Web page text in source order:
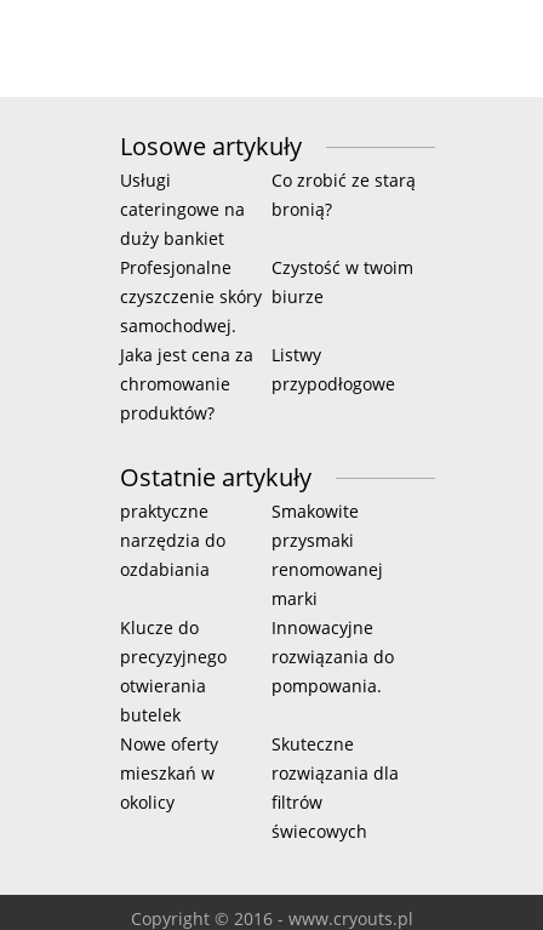
Losowe artykuły
Usługi
cateringowe na
duży bankiet
Co zrobić ze starą
bronią?
Profesjonalne
czyszczenie skóry
samochodwej.
Czystość w twoim
biurze
Jaka jest cena za
chromowanie
produktów?
Listwy
przypodłogowe
Ostatnie artykuły
praktyczne
narzędzia do
ozdabiania
Smakowite
przysmaki
renomowanej
marki
Klucze do
precyzyjnego
otwierania
butelek
Innowacyjne
rozwiązania do
pompowania.
Nowe oferty
mieszkań w
okolicy
Skuteczne
rozwiązania dla
filtrów
świecowych
Copyright © 2016 - www.cryouts.pl